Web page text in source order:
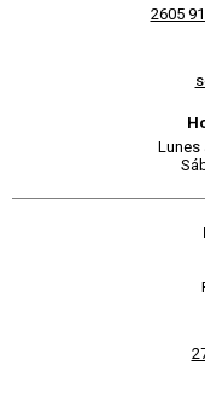
2605
Lunes